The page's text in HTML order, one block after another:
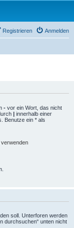
Anmelden
Registrieren
- vor ein Wort, das nicht
| innerhalb einer
Benutze ein * als
verwenden
soll. Unterforen werden
durchsuchen“ unten nicht